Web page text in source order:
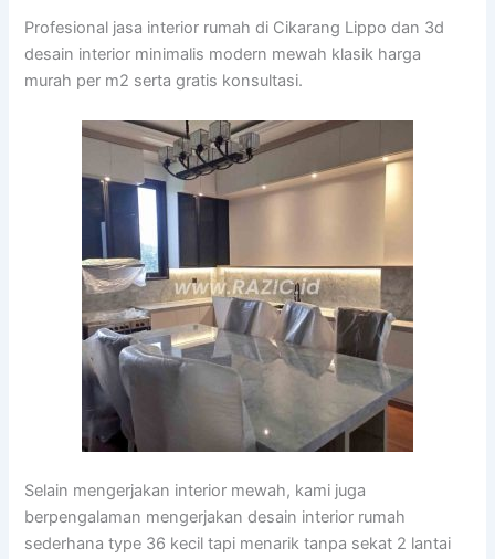
Profesional jasa interior rumah di Cikarang Lippo dan 3d
desain interior minimalis modern mewah klasik harga
murah per m2 serta gratis konsultasi.
Selain mengerjakan interior mewah, kami juga
berpengalaman mengerjakan desain interior rumah
sederhana type 36 kecil tapi menarik tanpa sekat 2 lantai